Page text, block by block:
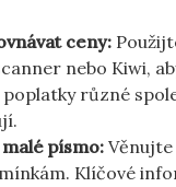
ceny:
nebo Kiwi,
poplatky různé
písmo:
Klíčové